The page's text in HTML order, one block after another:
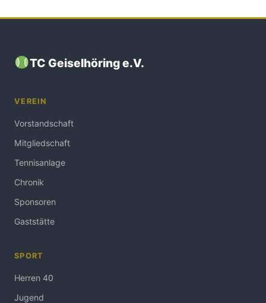
TC Geiselhöring e.V.
VEREIN
Vorstandschaft
Mitgliedschaft
Tennisanlage
Chronik
Sponsoren
Gaststätte
SPORT
Herren 40
Jugend